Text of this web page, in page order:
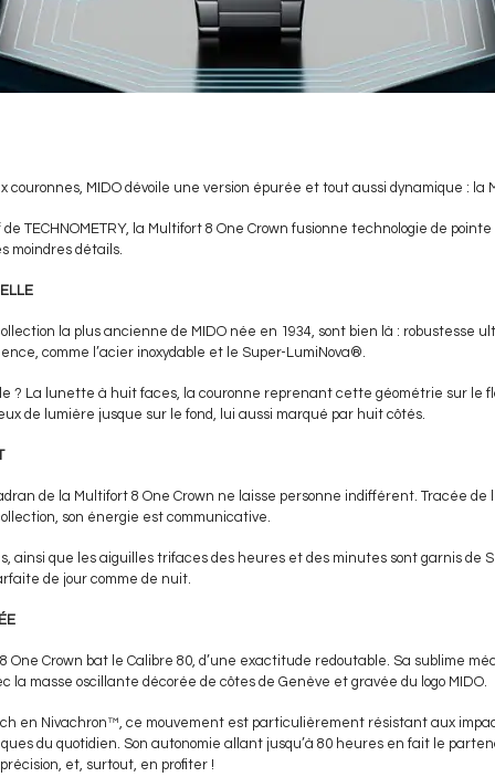
couronnes, MIDO dévoile une version épurée et tout aussi dynamique : la
TECHNOMETRY, la Multifort 8 One Crown fusionne technologie de
moindres détails.
la plus ancienne de MIDO née en 1934, sont bien là : robustesse
comme l’acier inoxydable et le Super-LumiNova®.
? La lunette à huit faces, la couronne reprenant cette géométrie sur le
de lumière jusque sur le fond, lui aussi marqué par huit côtés.
de la Multifort 8 One Crown ne laisse personne indifférent. Tracée de
son énergie est communicative.
ainsi que les aiguilles trifaces des heures et des minutes sont garnis de
de jour comme de nuit.
Crown bat le Calibre 80, d’une exactitude redoutable. Sa sublime
la masse oscillante décorée de côtes de Genève et gravée du logo MIDO.
en Nivachron™, ce mouvement est particulièrement résistant aux
du quotidien. Son autonomie allant jusqu’à 80 heures en fait le
et, surtout, en profiter !